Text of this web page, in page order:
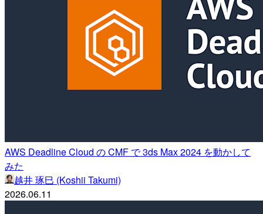
AWS Deadline Cloud の CMF で 3ds Max 2024 を動かして
みた
越井 琢巳 (Koshii Takumi)
2026.06.11